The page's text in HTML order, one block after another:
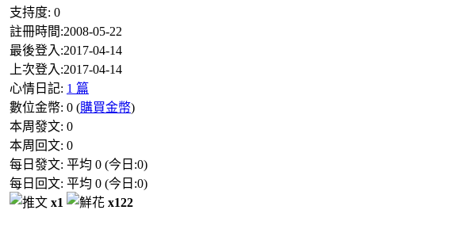
支持度: 0
註冊時間:2008-05-22
最後登入:2017-04-14
上次登入:2017-04-14
心情日記: 1 篇
數位金幣: 0 (購買金幣)
本周發文: 0
本周回文: 0
每日發文: 平均 0 (今日:0)
每日回文: 平均 0 (今日:0)
x1
x122